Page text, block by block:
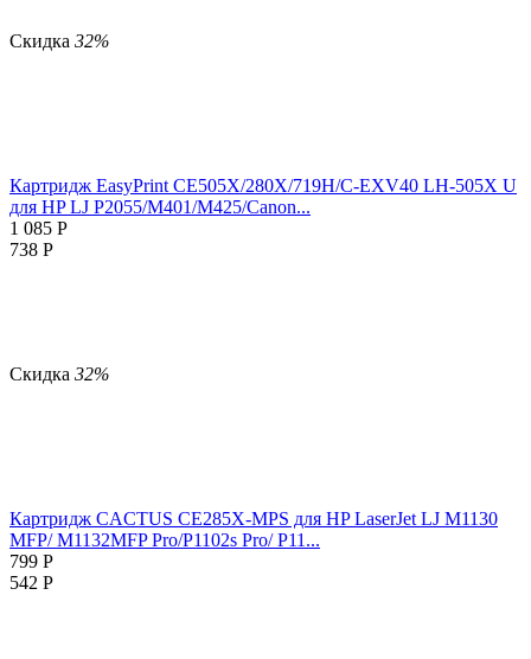
Скидка 32%
Картридж EasyPrint CE505X/280X/719H/C-EXV40 LH-505X U
для HP LJ P2055/M401/M425/Canon...
1 085 Р
738 Р
Скидка 32%
Картридж CACTUS CE285X-MPS для HP LaserJet LJ M1130
MFP/ M1132MFP Pro/P1102s Pro/ P11...
799 Р
542 Р